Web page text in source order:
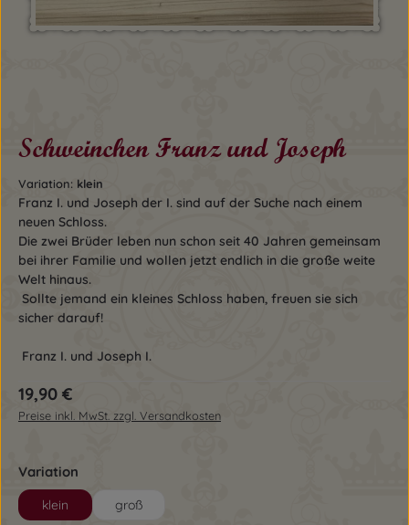
Schweinchen Franz und Joseph
Variation: klein
Franz I. und Joseph der I. sind auf der Suche nach einem
neuen Schloss.
Die zwei Brüder leben nun schon seit 40 Jahren gemeinsam
bei ihrer Familie und wollen jetzt endlich in die große weite
Welt hinaus.
Sollte jemand ein kleines Schloss haben, freuen sie sich
sicher darauf!
Franz I. und Joseph I.
Regulärer Preis:
19,90 €
Preise inkl. MwSt. zzgl. Versandkosten
Variation
klein groß